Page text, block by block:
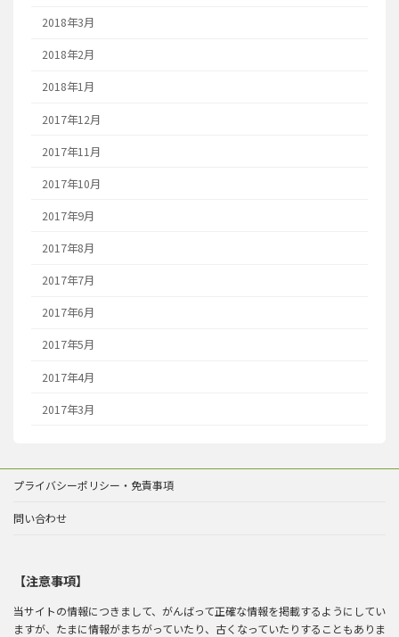
2018年3月
2018年2月
2018年1月
2017年12月
2017年11月
2017年10月
2017年9月
2017年8月
2017年7月
2017年6月
2017年5月
2017年4月
2017年3月
プライバシーポリシー・免責事項
問い合わせ
【注意事項】
当サイトの情報につきまして、がんばって正確な情報を掲載するようにしてい
ますが、たまに情報がまちがっていたり、古くなっていたりすることもありま